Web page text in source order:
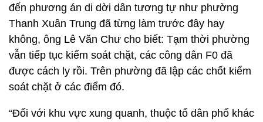
đến phương án di dời dân tương tự như phường
Thanh Xuân Trung đã từng làm trước đây hay
không, ông Lê Văn Chư cho biết: Tạm thời phường
vẫn tiếp tục kiểm soát chặt, các công dân F0 đã
được cách ly rồi. Trên phường đã lập các chốt kiểm
soát chặt ở các điểm đó.
“Đối với khu vực xung quanh, thuộc tổ dân phố khác